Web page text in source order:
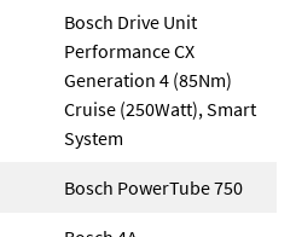
Bosch Drive Unit
Performance CX
Generation 4 (85Nm)
Cruise (250Watt), Smart
System
Bosch PowerTube 750